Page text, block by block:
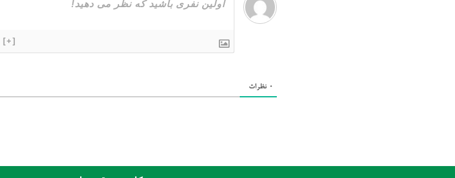
[+]
0 نظرات